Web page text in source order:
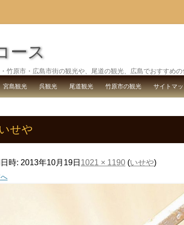
ース
竹原市・広島市街の観光や、尾道の観光、広島でおすすめ
コ
ン
テ
ン
プ
宮島観光 呉観光 尾道観光 竹原市の観光 サイトマ
いせや
時: 2013年10月19日 1021 × 1190 (いせや)